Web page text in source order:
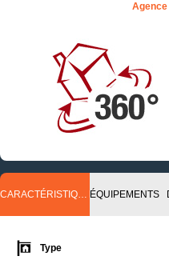
Agence
CARACTÉRISTIQUES ÉQUIPEMENTS
Type